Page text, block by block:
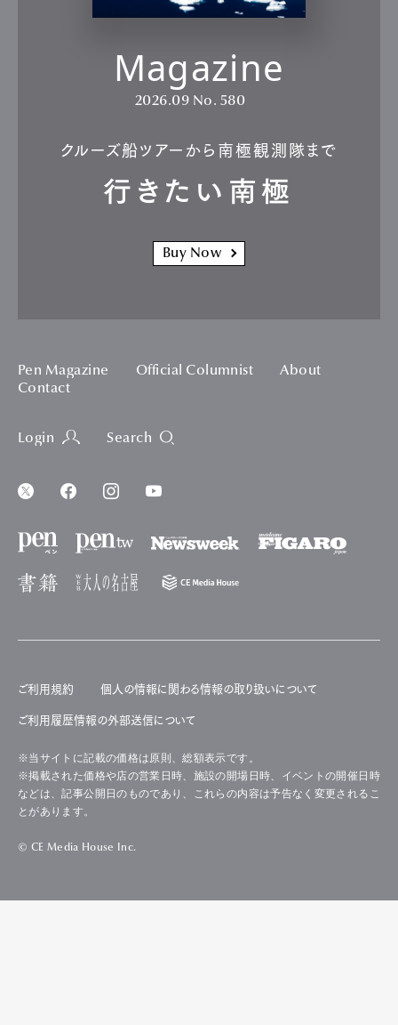
Magazine
2026.09 No. 580
クルーズ船ツアーから南極観測隊まで
行きたい南極
Buy Now
Pen Magazine Official Columnist
About
Contact
Login Search
ご利用規約 個人の情報に関わる情報の取り扱いについて
ご利用履歴情報の外部送信について
※当サイトに記載の価格は原則、総額表示です。
※掲載された価格や店の営業日時、施設の開場日時、イベントの開催日時
などは、記事公開日のものであり、これらの内容は予告なく変更されるこ
とがあります。
© CE Media House Inc.